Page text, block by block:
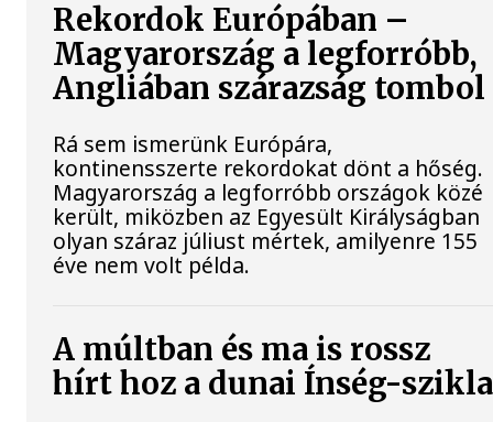
Rekordok Európában –
Magyarország a legforróbb,
Angliában szárazság tombol
Rá sem ismerünk Európára,
kontinensszerte rekordokat dönt a hőség.
Magyarország a legforróbb országok közé
került, miközben az Egyesült Királyságban
olyan száraz júliust mértek, amilyenre 155
éve nem volt példa.
A múltban és ma is rossz
hírt hoz a dunai Ínség-szikla